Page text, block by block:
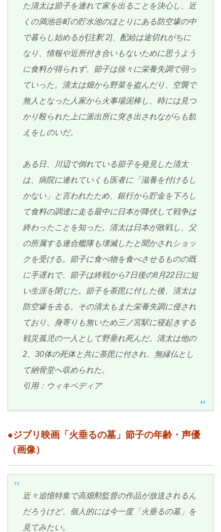
た清太は節子を連れて家を出ることを決心し、近
くの満池谷町の貯水池のほとりにある防空壕の中
で暮らし始めるが[注釈 2]、配給は途切れがちに
なり、情報や近所付き合いもないために思うよう
に食料が得られず、節子は徐々に栄養失調で弱っ
ていった。清太は畑から野菜を盗んだり、空襲で
無人となった人家から火事場泥棒し、時には見つ
かり殴られた上に派出所に突き出されながらも飢
えをしのいだ。
ある日、川辺で倒れている節子を発見した清太
は、病院に連れていくも医者に「滋養を付けるし
かない」と言われたため、銀行から貯金を下ろし
て食料の調達に走る最中に日本が降伏して戦争は
終わったことを知った。清太は日本が敗戦し、父
の所属する連合艦隊も壊滅したと聞かされショッ
クを受ける。節子に食べ物を食べさせるものの既
に手遅れで、節子は終戦から7日後の8月22日に短
い生涯を閉じた。節子を荼毘に付した後、清太は
防空壕を去る。その清太もまた栄養失調に侵され
ており、身寄りも無いため三ノ宮駅に寝起きする
戦災孤児の一人として野垂れ死んだ。清太は他の
2、30体の死体と共に荼毘に付され、無縁仏とし
て納骨堂へ収められた。
引用：ウィキペディア
●ジブリ映画「火垂るの墓」節子の年齢・声優
（画像）
近々追憶特集で高畑勲監督の作品が放送されるん
だろうけど、個人的には今一度「火垂るの墓」を
見てみたい。